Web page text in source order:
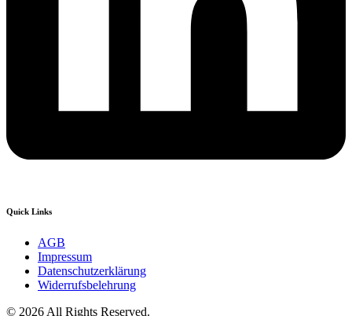
Quick Links
AGB
Impressum
Datenschutzerklärung
Widerrufsbelehrung
© 2026 All Rights Reserved.